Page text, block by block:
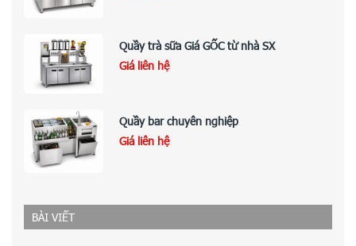
Quầy trà sữa Giá GỐC từ nhà SX
Giá liên hệ
Quầy bar chuyên nghiệp
Giá liên hệ
BÀI VIẾT